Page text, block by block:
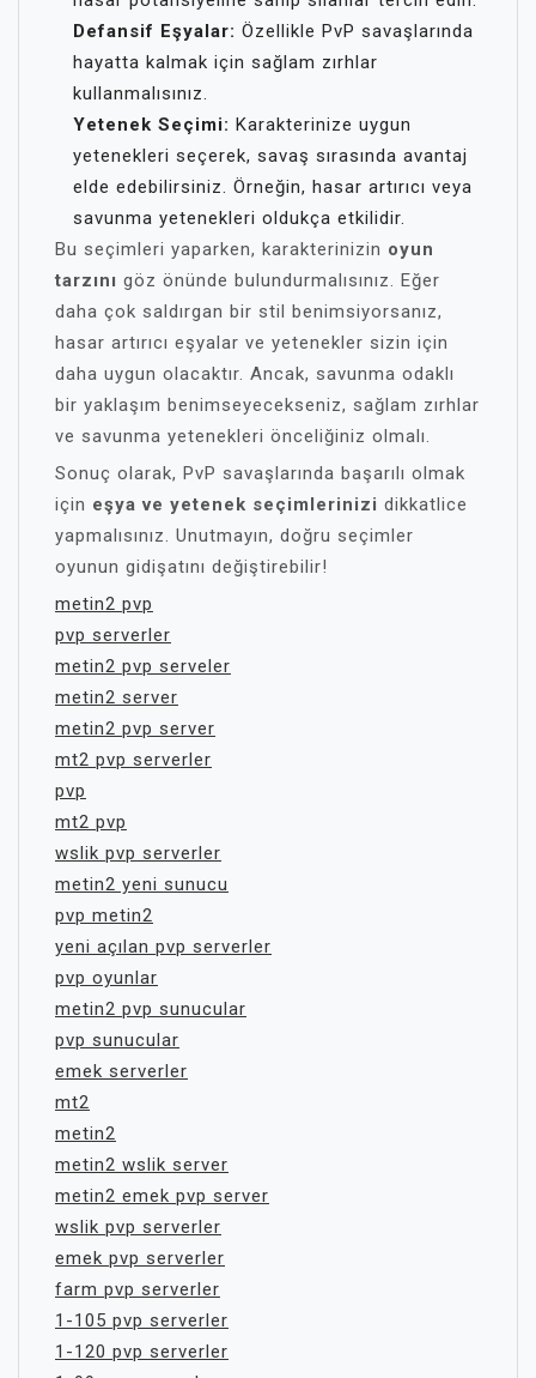
Defansif Eşyalar: Özellikle PvP savaşlarında
hayatta kalmak için sağlam zırhlar
kullanmalısınız.
Yetenek Seçimi: Karakterinize uygun
yetenekleri seçerek, savaş sırasında avantaj
elde edebilirsiniz. Örneğin, hasar artırıcı veya
savunma yetenekleri oldukça etkilidir.
Bu seçimleri yaparken, karakterinizin oyun
tarzını göz önünde bulundurmalısınız. Eğer
daha çok saldırgan bir stil benimsiyorsanız,
hasar artırıcı eşyalar ve yetenekler sizin için
daha uygun olacaktır. Ancak, savunma odaklı
bir yaklaşım benimseyecekseniz, sağlam zırhlar
ve savunma yetenekleri önceliğiniz olmalı.
Sonuç olarak, PvP savaşlarında başarılı olmak
için eşya ve yetenek seçimlerinizi dikkatlice
yapmalısınız. Unutmayın, doğru seçimler
oyunun gidişatını değiştirebilir!
metin2 pvp
pvp serverler
metin2 pvp serveler
metin2 server
metin2 pvp server
mt2 pvp serverler
pvp
mt2 pvp
wslik pvp serverler
metin2 yeni sunucu
pvp metin2
yeni açılan pvp serverler
pvp oyunlar
metin2 pvp sunucular
pvp sunucular
emek serverler
mt2
metin2
metin2 wslik server
metin2 emek pvp server
wslik pvp serverler
emek pvp serverler
farm pvp serverler
1-105 pvp serverler
1-120 pvp serverler